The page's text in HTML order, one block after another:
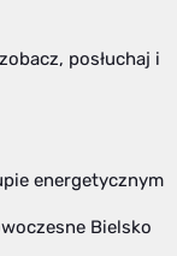
posłuchaj i
energetycznym
Bielsko